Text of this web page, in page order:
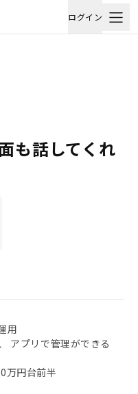
ログイン
も話してくれ
用
アプリで管理ができる
万円台前半